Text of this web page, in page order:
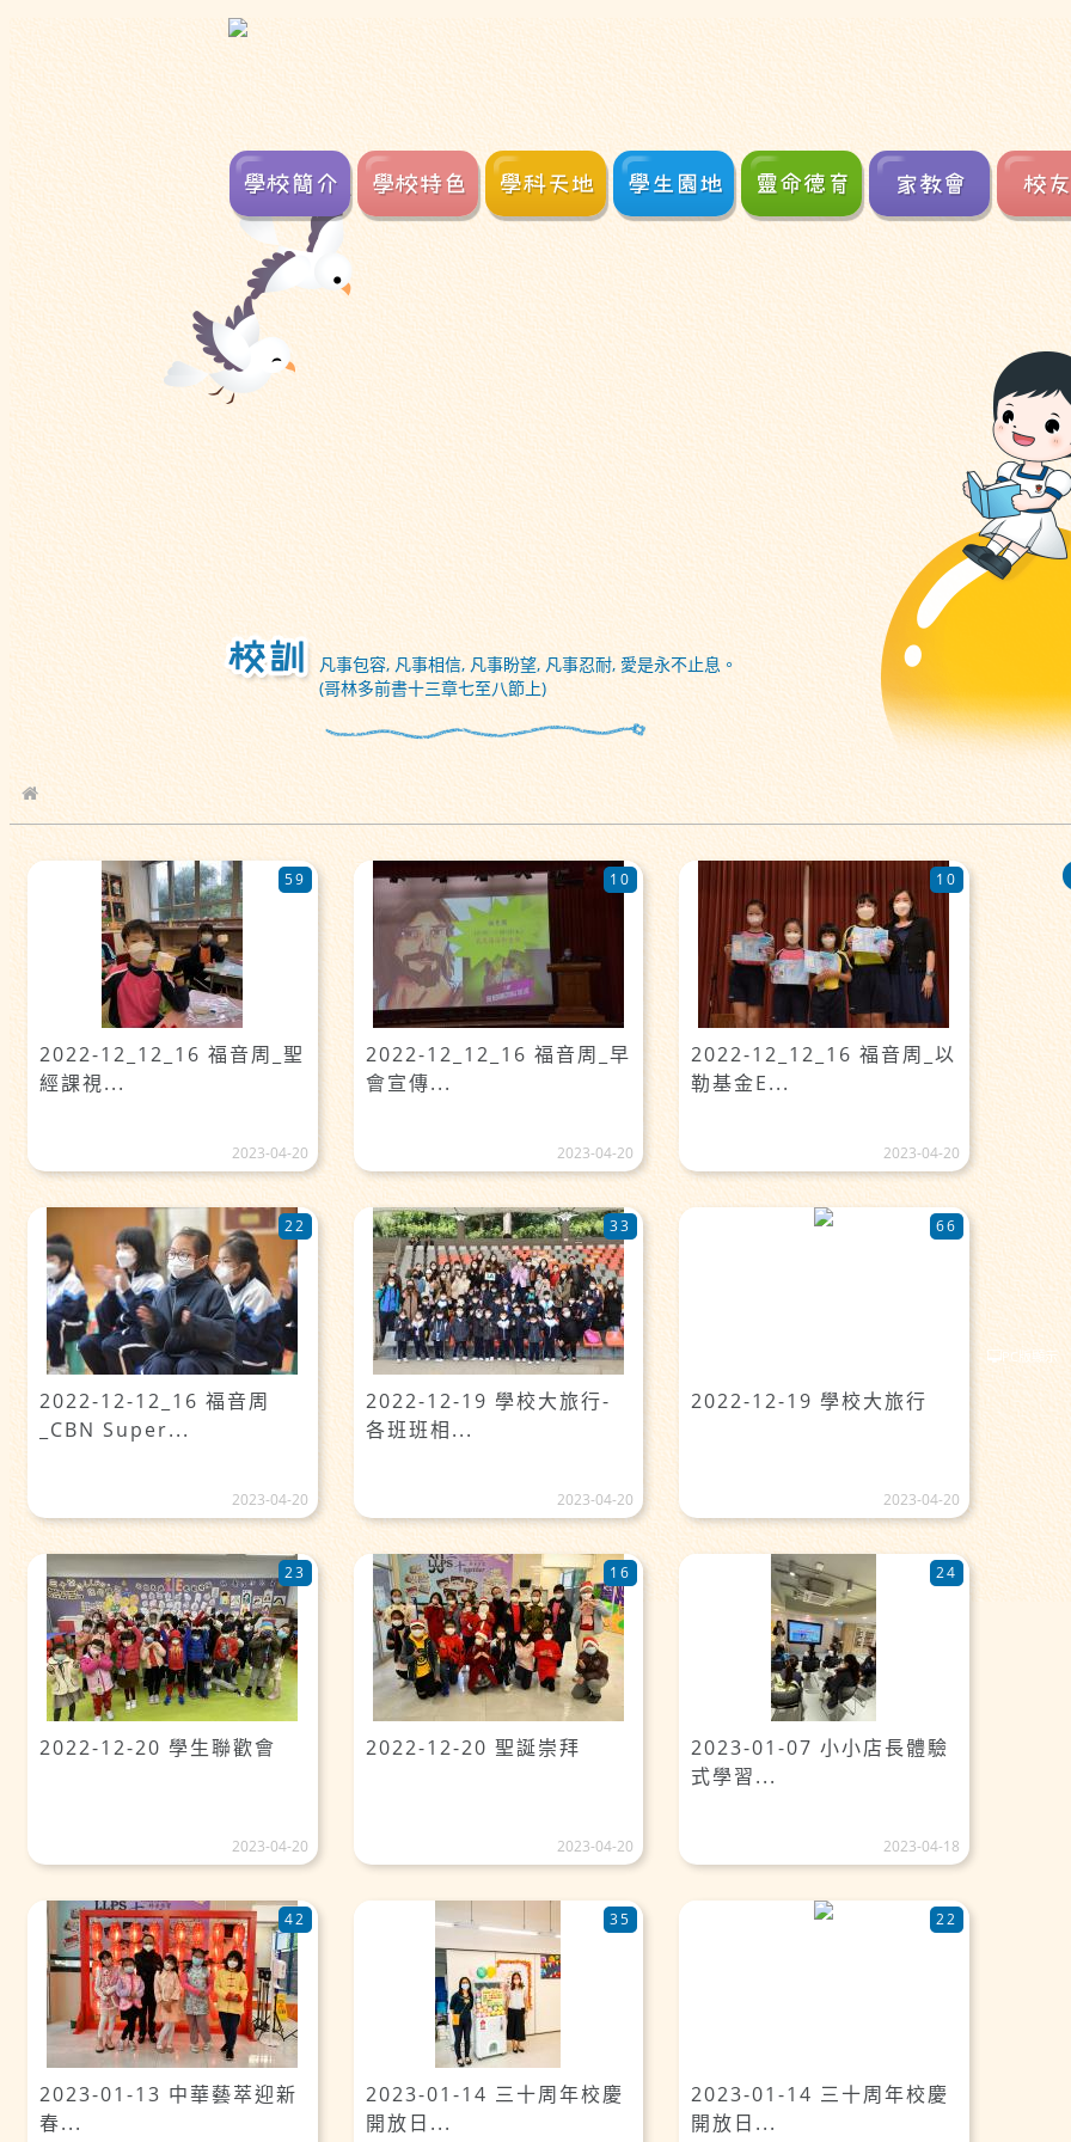
凡事包容, 凡事相信, 凡事盼望, 凡事忍耐, 愛是永不止息。
(哥林多前書十三章七至八節上)
校園相簿
2022-12_12_16 福音周_聖
經課視...
59
2023-04-20
2022-12_12_16 福音周_早
會宣傳...
10
2023-04-20
2022-12_12_16 福音周_以
勒基金E...
10
2023-04-20
2022-12-12_16 福音周
_CBN Super...
22
2023-04-20
2022-12-19 學校大旅行-
各班班相...
33
2023-04-20
2022-12-19 學校大旅行
66
2023-04-20
2022-12-20 學生聯歡會
23
2023-04-20
2022-12-20 聖誕崇拜
16
2023-04-20
2023-01-07 小小店長體驗
式學習...
24
2023-04-18
2023-01-13 中華藝萃迎新
春...
42
2023-01-14 三十周年校慶
開放日...
35
2023-01-14 三十周年校慶
開放日...
22
PC版顯示